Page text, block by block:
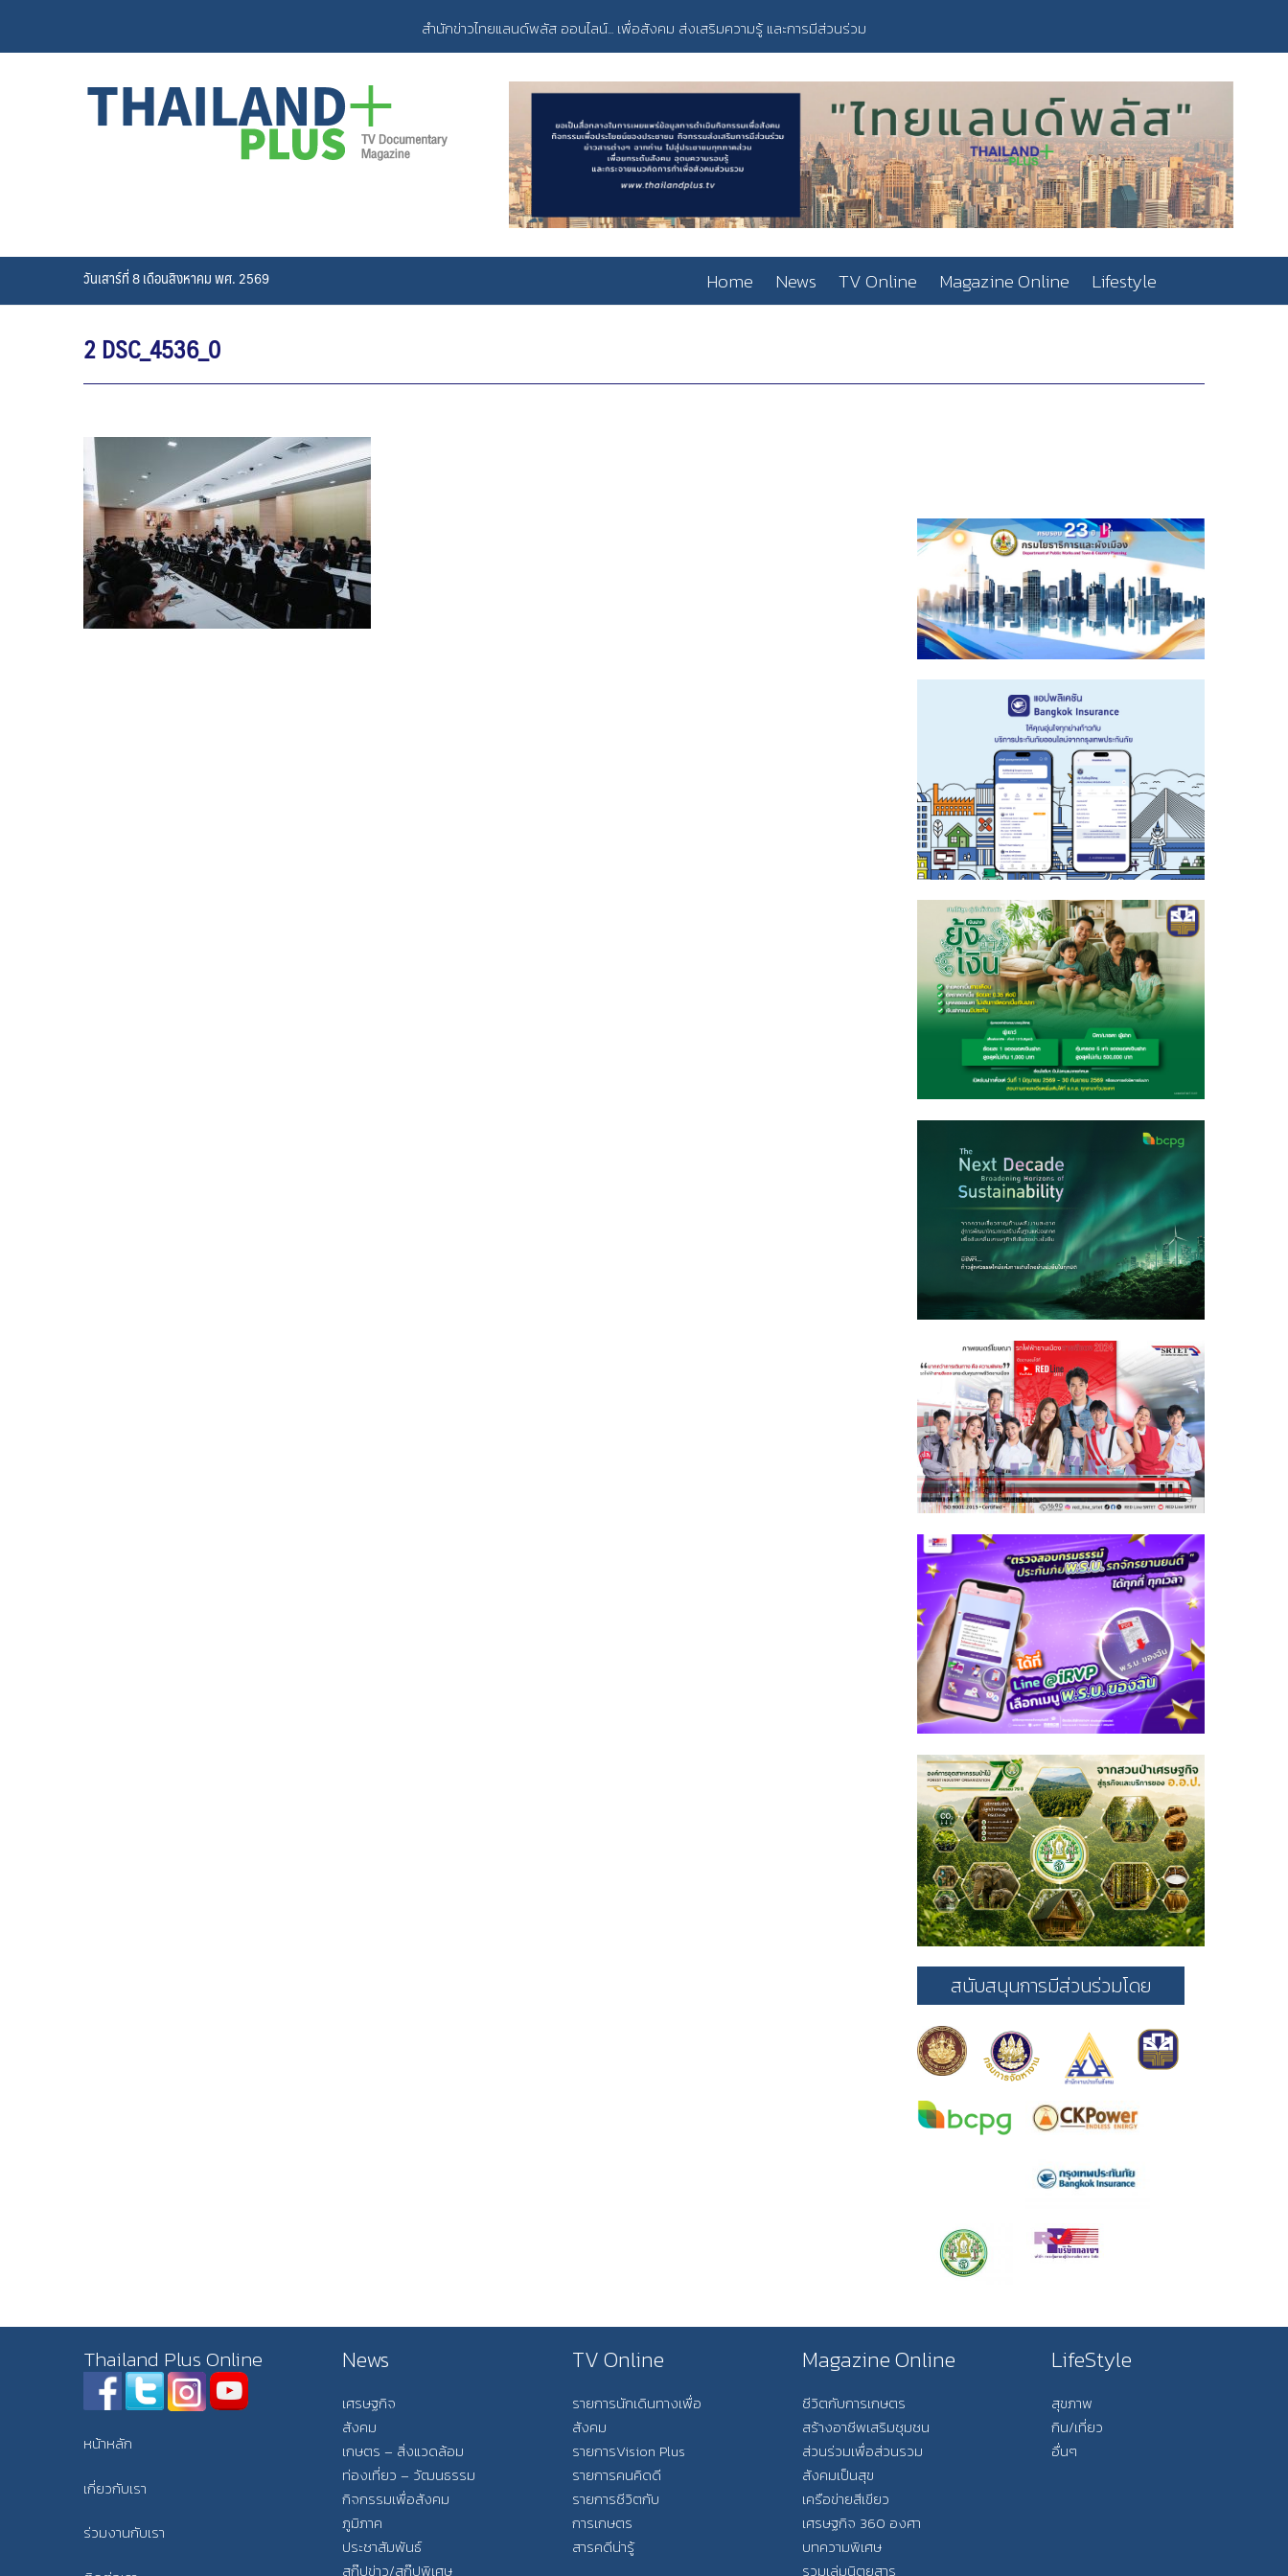
content
สำนักข่าวไทยแลนด์พลัส ออนไลน์... เพื่อสังคม ส่งเสริมความรู้ และการมีส่วนร่วม
วันเสาร์ที่ 8 เดือนสิงหาคม พศ. 2569 Home News TV Online Magazine Online Lifestyle
2 DSC_4536_0
สนับสนุนการมีส่วนร่วมโดย
Thailand Plus Online
หน้าหลัก
เกี่ยวกับเรา
ร่วมงานกับเรา
News
เศรษฐกิจ
สังคม
เกษตร – สิ่งแวดล้อม
ท่องเที่ยว – วัฒนธรรม
กิจกรรมเพื่อสังคม
ภูมิภาค
ประชาสัมพันธ์
สกู๊ปข่าว/สกู๊ปพิเศษ
TV Online
รายการนักเดินทางเพื่อ
สังคม
รายการVision Plus
รายการคนคิดดี
รายการชีวิตกับ
การเกษตร
สารคดีน่ารู้
Magazine Online
ชีวิตกับการเกษตร
สร้างอาชีพเสริมชุมชน
ส่วนร่วมเพื่อส่วนรวม
สังคมเป็นสุข
เครือข่ายสีเขียว
เศรษฐกิจ 360 องศา
บทความพิเศษ
รวมเล่มนิตยสาร
LifeStyle
สุขภาพ
กิน/เที่ยว
อื่นๆ